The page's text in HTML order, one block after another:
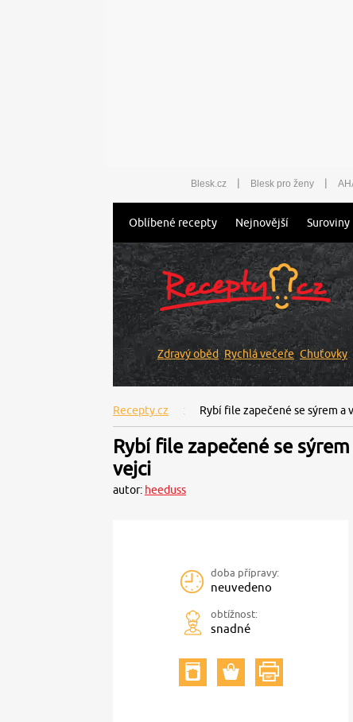
Blesk.cz | Blesk pro ženy |
Oblíbené recepty Nejnovější Suroviny
Zdravý oběd Rychlá večeře Chuťovky
Recepty.cz Rybí file zapečené se sýrem a
Rybí file zapečené se sýrem
vejci
autor: heeduss
doba přípravy:
neuvedeno
obtížnost:
snadné